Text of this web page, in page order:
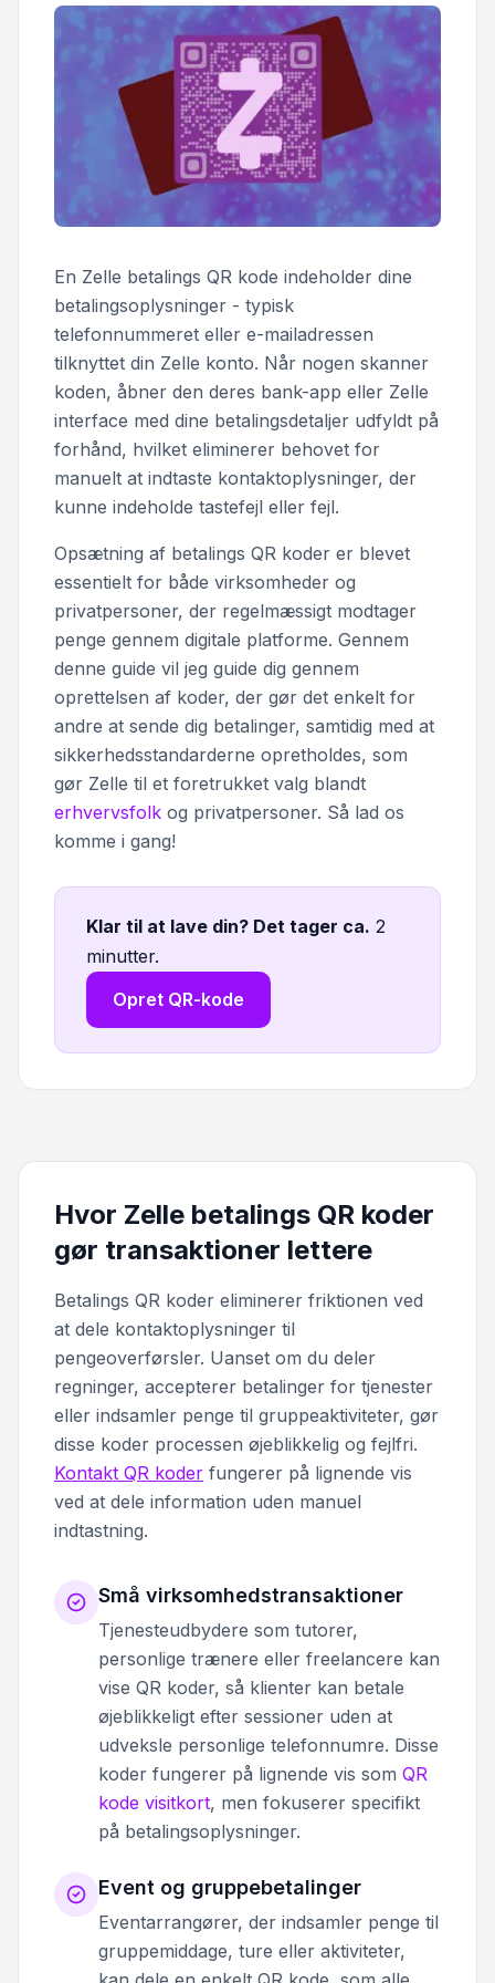
En Zelle betalings QR kode indeholder dine
betalingsoplysninger - typisk
telefonnummeret eller e-mailadressen
tilknyttet din Zelle konto. Når nogen skanner
koden, åbner den deres bank-app eller Zelle
interface med dine betalingsdetaljer udfyldt på
forhånd, hvilket eliminerer behovet for
manuelt at indtaste kontaktoplysninger, der
kunne indeholde tastefejl eller fejl.
Opsætning af betalings QR koder er blevet
essentielt for både virksomheder og
privatpersoner, der regelmæssigt modtager
penge gennem digitale platforme. Gennem
denne guide vil jeg guide dig gennem
oprettelsen af koder, der gør det enkelt for
andre at sende dig betalinger, samtidig med at
sikkerhedsstandarderne opretholdes, som
gør Zelle til et foretrukket valg blandt
erhvervsfolk og privatpersoner. Så lad os
komme i gang!
Klar til at lave din? Det tager ca. 2
minutter.
Opret QR-kode
Hvor Zelle betalings QR koder
gør transaktioner lettere
Betalings QR koder eliminerer friktionen ved
at dele kontaktoplysninger til
pengeoverførsler. Uanset om du deler
regninger, accepterer betalinger for tjenester
eller indsamler penge til gruppeaktiviteter, gør
disse koder processen øjeblikkelig og fejlfri.
Kontakt QR koder fungerer på lignende vis
ved at dele information uden manuel
indtastning.
Små virksomhedstransaktioner
Tjenesteudbydere som tutorer,
personlige trænere eller freelancere kan
vise QR koder, så klienter kan betale
øjeblikkeligt efter sessioner uden at
udveksle personlige telefonnumre. Disse
koder fungerer på lignende vis som QR
kode visitkort, men fokuserer specifikt
på betalingsoplysninger.
Event og gruppebetalinger
Eventarrangører, der indsamler penge til
gruppemiddage, ture eller aktiviteter,